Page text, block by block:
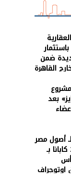
ضمن
القاهرة
مشروع
بعد
أصول مصر
: بدء التسليم ب270 كابانا بـ
اوتوجراف